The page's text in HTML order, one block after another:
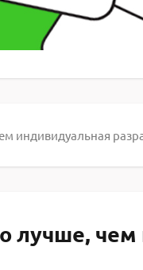
индивидуальная
лучше,